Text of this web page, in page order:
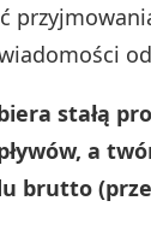
stałą
a
brutto